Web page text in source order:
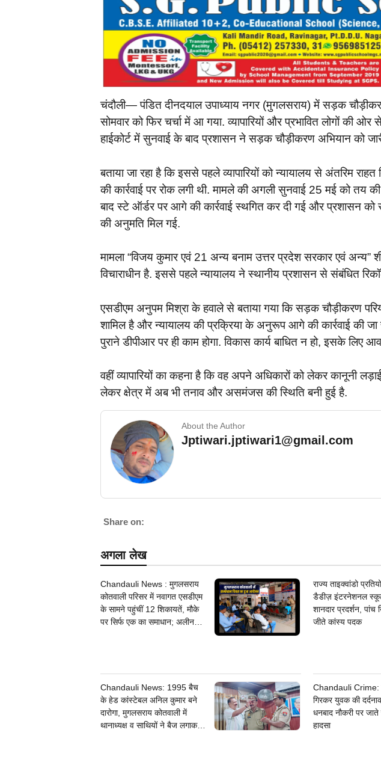
चंदौली— पंडित दीनदयाल उपाध्याय नगर (मुगलसराय) में सड़क
सोमवार को फिर चर्चा में आ गया. व्यापारियों और प्रभावित लोगों की ओर
हाईकोर्ट में सुनवाई के बाद प्रशासन ने सड़क चौड़ीकरण अभियान को
बताया जा रहा है कि इससे पहले व्यापारियों को न्यायालय से अंतरिम
की कार्रवाई पर रोक लगी थी. मामले की अगली सुनवाई 25 मई को तय
बाद स्टे ऑर्डर पर आगे की कार्रवाई स्थगित कर दी गई और प्रशासन
की अनुमति मिल गई.
मामला “विजय कुमार एवं 21 अन्य बनाम उत्तर प्रदेश सरकार एवं अन्य”
विचाराधीन है. इससे पहले न्यायालय ने स्थानीय प्रशासन से संबंधित
एसडीएम अनुपम मिश्रा के हवाले से बताया गया कि सड़क चौड़ीकरण
शामिल है और न्यायालय की प्रक्रिया के अनुरूप आगे की कार्रवाई की
पुराने डीपीआर पर ही काम होगा. विकास कार्य बाधित न हो, इसके लिए
वहीं व्यापारियों का कहना है कि वह अपने अधिकारों को लेकर कानूनी
लेकर क्षेत्र में अब भी तनाव और असमंजस की स्थिति बनी हुई है.
About the Author
Jptiwari.jptiwari1@gmail.com
Share on:
अगला लेख
Chandauli News : मुगलसराय
कोतवाली परिसर में नवागत एसडीएम
के सामने पहुंचीं 12 शिकायतें, मौके
पर सिर्फ एक का समाधान; अलीनगर
राज्य ताइक्वांडो
डैडीज़ इंटरनेशनल
शानदार प्रदर्शन, पांच
जीते कांस्य पदक
Chandauli News: 1995 बैच
के हेड कांस्टेबल अनिल कुमार बने
दारोगा, मुगलसराय कोतवाली में
थानाध्यक्ष व साथियों ने बैज लगाकर
Chandauli Crime:
गिरकर युवक की
धनबाद नौकरी पर
हादसा